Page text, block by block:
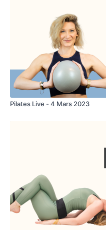
Pilates Live - 4 Mars 2023